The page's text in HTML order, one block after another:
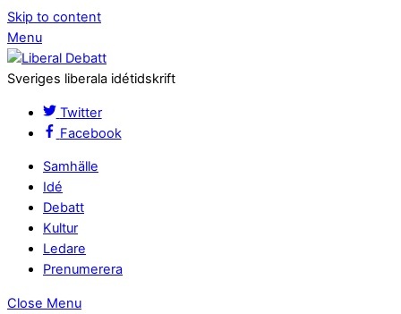
Skip to content
Menu
Sveriges liberala idétidskrift
Twitter
Facebook
Samhälle
Idé
Debatt
Kultur
Ledare
Prenumerera
Close Menu